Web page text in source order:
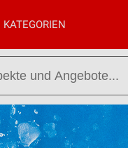
KATEGORIEN